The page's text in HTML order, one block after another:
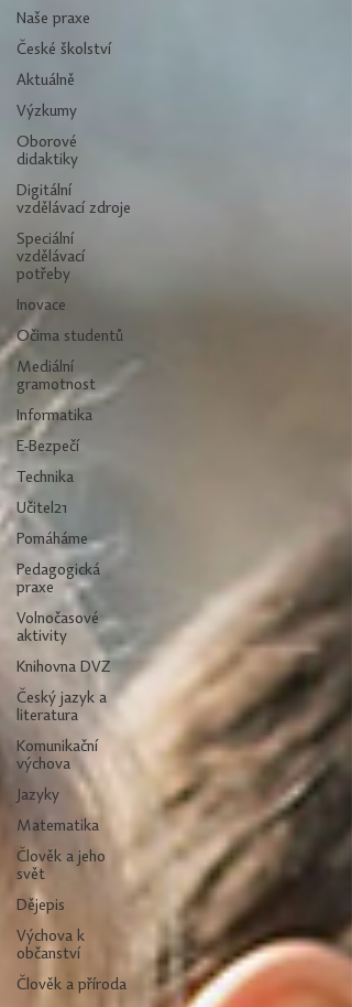
Naše praxe
České školství
Aktuálně
Výzkumy
Oborové
didaktiky
Digitální
vzdělávací zdroje
Speciální
vzdělávací
potřeby
Inovace
Očima studentů
Mediální
gramotnost
Informatika
E-Bezpečí
Technika
Učitel21
Pomáháme
Pedagogická
praxe
Volnočasové
aktivity
Knihovna DVZ
Český jazyk a
literatura
Komunikační
výchova
Jazyky
Matematika
Člověk a jeho
svět
Dějepis
Výchova k
občanství
Člověk a příroda